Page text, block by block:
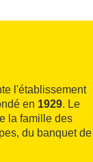
l'établissement
en 1929. Le
la famille des
du banquet de